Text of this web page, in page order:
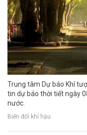
Trung tâm Dự báo Khí
tin dự báo thời tiết ngày
nước.
Biến đổi khí hậu